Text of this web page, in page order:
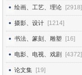
绘画、工艺、理论 [2918]
摄影、设计 [1214]
书法、篆刻、雕塑 [16]
电影、电视、戏剧 [4372]
论文集 [19]